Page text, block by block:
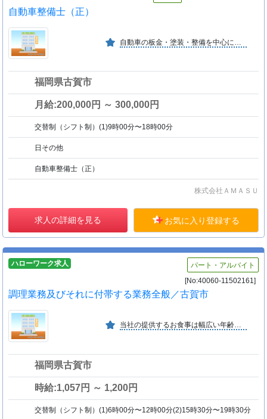
自動車整備士（正）
福岡県古賀市
月給:200,000円 ～ 300,000円
交替制（シフト制）(1)9時00分〜18時00分
日その他
自動車整備士（正）
株式会社ＡＭＡＳＵ
求人の詳細を見る お気に入り登録する
ハローワーク求人
パート・アルバイト
[No:40060-11502161]
調理業務及びそれに付帯する業務全般／古賀市
当社の提供するお食事は幅広い年齢層の方々から支持されており、当社独自の教育や研修を受けていただきます。安全安心な食育と食品衛生はもとより、抜群なお食事の評価をいただいております。
福岡県古賀市
時給:1,057円 ～ 1,200円
交替制（シフト制）(1)6時00分〜12時00分(2)15時30分〜19時30分